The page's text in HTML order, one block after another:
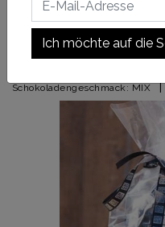
Ich möchte auf die
Zurück zu START|FOLIE
FOLIE
Schokoladengeschmack: MIX |